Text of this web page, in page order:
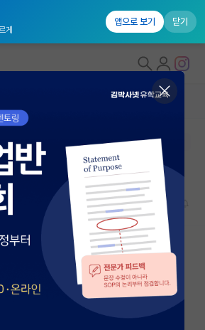
게
앱으로 보기 닫기
글입니다.
중인데 너무 막막합니다.